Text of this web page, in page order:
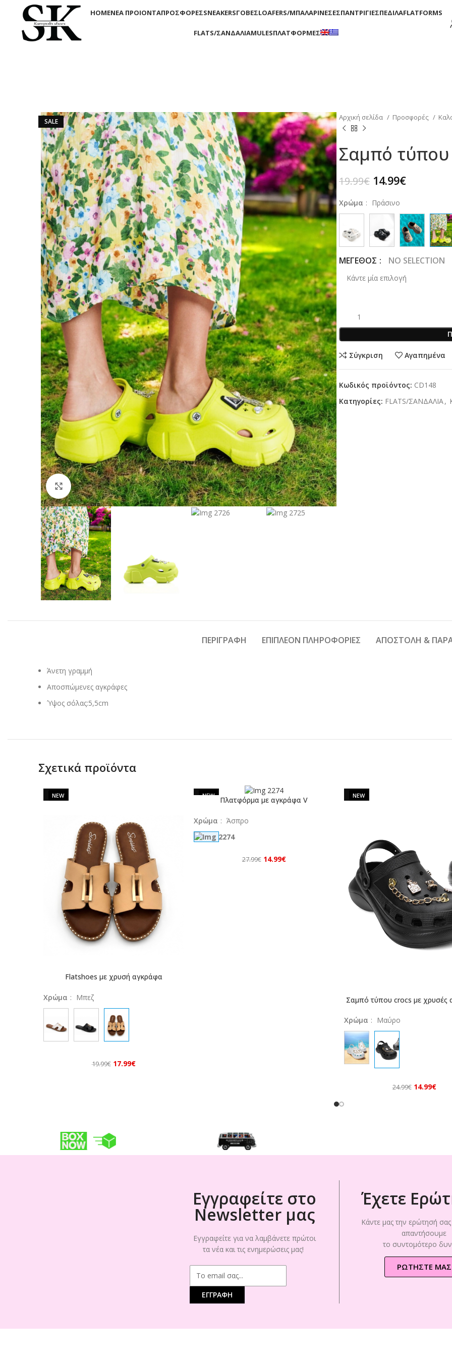
HOMEΝΕΑ ΠΡΟΙΟΝΤΑΠΡΟΣΦΟΡΕΣSNEAKERSΓΟΒΕΣLOAFERS/ΜΠΑΛΑΡΙΝΕΣΕΣΠΑΝΤΡΙΓΙΕΣΠΕΔΙΛΑFLATFORMS
FLATS/ΣΑΝΔΑΛΙΑMULESΠΛΑΤΦΟΡΜΕΣ
SALE
Click to enlarge
Αρχική σελίδα Προσφορές
Σαμπό
19.99€ 14.99€
Χρώμα : Πράσινο
ΜΕΓΕΘΟΣ : NO SELECTION
Σύγκριση Αγαπημένα
Κωδικός προϊόντος: CD148
Κατηγορίες: FLATS/ΣΑΝΔΑΛΙΑ,
ΠΕΡΙΓΡΑΦΗ ΕΠΙΠΛΕΟΝ ΠΛΗΡΟΦΟΡΙΕΣ ΑΠΟΣΤΟΛΗ &
Άνετη γραμμή
Αποσπώμενες αγκράφες
Ύψος σόλας:5,5cm
Σχετικά προϊόντα
SALE
ΕΠΙΛΟΓΉFlatshoes με χρυσή αγκράφα
Χρώμα : Μπεζ
19.99€ 17.99€
SALE
ΕΠΙΛΟΓΉΠλατφόρμα με αγκράφα V
Χρώμα : Άσπρο
27.99€ 14.99€
SALE
ΕΠΙΛΟΓΉ
Σαμπό τύπου crocs με χρυσές
Χρώμα : Μαύρο
24.99€ 14.99€
Εγγραφείτε στο
Newsletter μας
Εγγραφείτε για να λαμβάνετε πρώτοι
τα νέα και τις ενημερώσεις μας!
ΕΓΓΡΑΦΗ
Έχετε
Κάντε μας την ερώτησή
απαντήσουμε
το συντομότερο
ΡΩΤΗΣΤΕ ΜΑΣ